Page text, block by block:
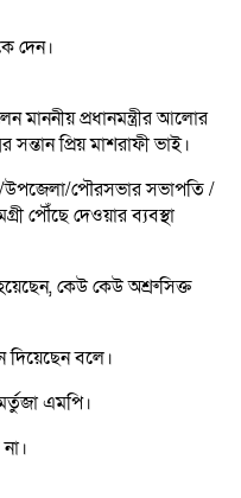
দেন।
মাননীয় প্রধানমন্ত্রীর আলোর
প্রিয় মাশরাফী ভাই।
উপজেলা/পৌরসভার সভাপতি /
পৌঁছে দেওয়ার ব্যবস্থা
কেউ কেউ অশ্রুসিক্ত
দিয়েছেন বলে।
এমপি।